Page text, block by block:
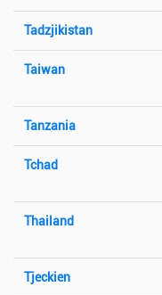
Tadzjikistan
Taiwan
Tanzania
Tchad
Thailand
Tjeckien